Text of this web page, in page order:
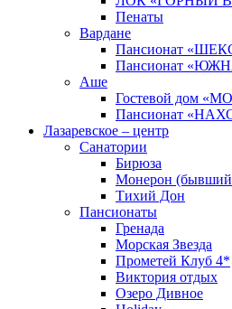
Пенаты
Вардане
Пансионат
Пансионат
Аше
Гостевой дом
Пансионат
Лазаревское – центр
Санатории
Бирюза
Монерон
Тихий Дон
Пансионаты
Гренада
Морская Звезда
Прометей Клуб 4*
Виктория отдых
Озеро Дивное